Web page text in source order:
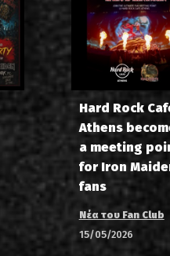
Hard Rock
Athens
a meeting
for Iron
fans
Νέα του Fan Club
15/05/2026